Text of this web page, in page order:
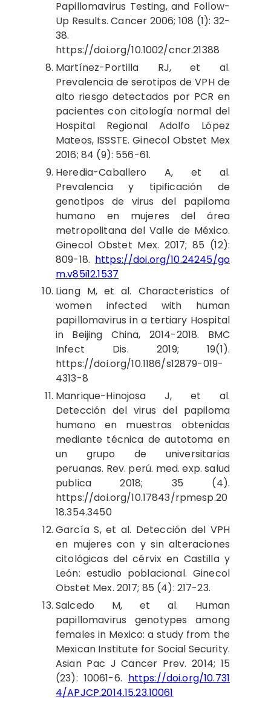
Papillomavirus Testing, and Follow-
Up Results. Cancer 2006; 108 (1): 32-
38.
https://doi.org/10.1002/cncr.21388
Martínez-Portilla RJ, et al.
Prevalencia de serotipos de VPH de
alto riesgo detectados por PCR en
pacientes con citología normal del
Hospital Regional Adolfo López
Mateos, ISSSTE. Ginecol Obstet Mex
2016; 84 (9): 556-61.
Heredia-Caballero A, et al.
Prevalencia y tipificación de
genotipos de virus del papiloma
humano en mujeres del área
metropolitana del Valle de México.
Ginecol Obstet Mex. 2017; 85 (12):
809-18. https://doi.org/10.24245/go
m.v85i12.1537
Liang M, et al. Characteristics of
women infected with human
papillomavirus in a tertiary Hospital
in Beijing China, 2014-2018. BMC
Infect Dis. 2019; 19(1).
https://doi.org/10.1186/s12879-019-
4313-8
Manrique-Hinojosa J, et al.
Detección del virus del papiloma
humano en muestras obtenidas
mediante técnica de autotoma en
un grupo de universitarias
peruanas. Rev. perú. med. exp. salud
publica 2018; 35 (4).
https://doi.org/10.17843/rpmesp.20
18.354.3450
García S, et al. Detección del VPH
en mujeres con y sin alteraciones
citológicas del cérvix en Castilla y
León: estudio poblacional. Ginecol
Obstet Mex. 2017; 85 (4): 217-23.
Salcedo M, et al. Human
papillomavirus genotypes among
females in Mexico: a study from the
Mexican Institute for Social Security.
Asian Pac J Cancer Prev. 2014; 15
(23): 10061-6. https://doi.org/10.731
4/APJCP.2014.15.23.10061